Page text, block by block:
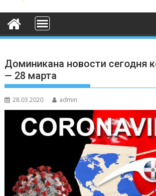
Доминикана новости сегодня
— 28 марта
28.03.2020 admin